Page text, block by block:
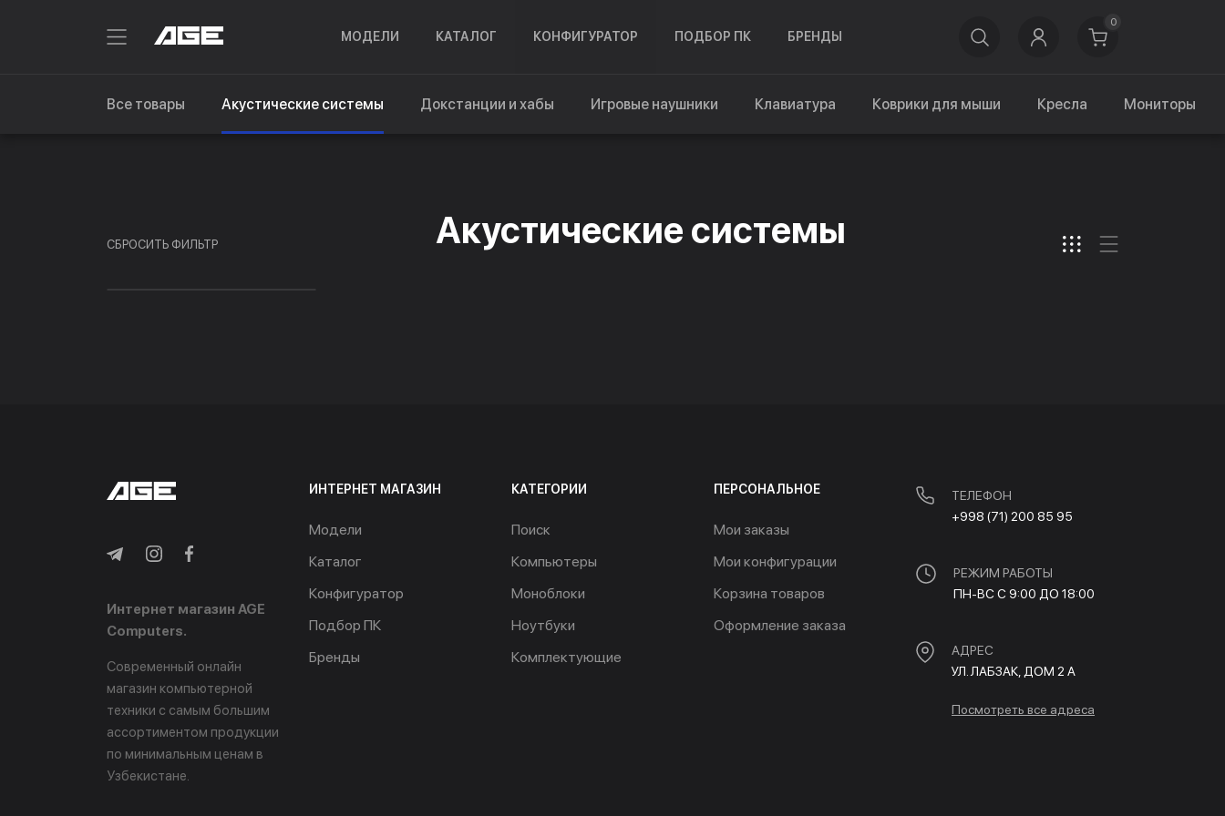
МОДЕЛИ КАТАЛОГ КОНФИГУРАТОР ПОДБОР ПК БРЕНДЫ
0
Все товары Акустические системы Докстанции и хабы Игровые наушники Клавиатура Коврики для мыши Кресла Мониторы
СБРОСИТЬ ФИЛЬТР Акустические системы
Интернет магазин AGE
Computers.
Современный онлайн
магазин компьютерной
техники с самым большим
ассортиментом продукции
по минимальным ценам в
Узбекистане.
ИНТЕРНЕТ МАГАЗИН
Модели
Каталог
Конфигуратор
Подбор ПК
Бренды
КАТЕГОРИИ
Поиск
Компьютеры
Моноблоки
Ноутбуки
Комплектующие
ПЕРСОНАЛЬНОЕ
Мои заказы
Мои конфигурации
Корзина товаров
Оформление заказа
ТЕЛЕФОН
+998 (71) 200 85 95
РЕЖИМ РАБОТЫ
ПН-ВС С 9:00 ДО 18:00
АДРЕС
УЛ. ЛАБЗАК, ДОМ 2 A
Посмотреть все адреса